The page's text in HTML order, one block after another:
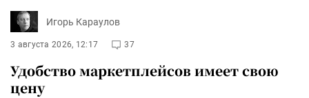
Игорь Караулов
3 августа 2026, 12:17 37
Удобство маркетплейсов имеет свою
цену